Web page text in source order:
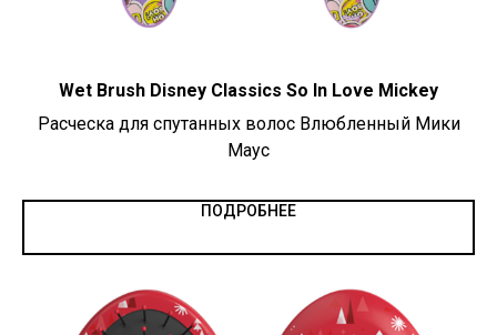
Wet Brush Disney Classics So In Love Mickey
Расческа для спутанных волос Влюбленный Мики
Маус
ПОДРОБНЕЕ